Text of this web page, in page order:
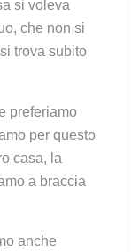
si voleva
che non si
trova subito
preferiamo
per questo
casa, la
a braccia
anche